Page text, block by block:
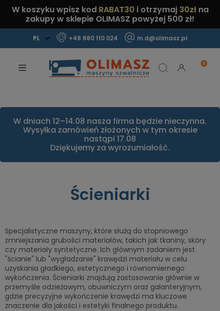
W koszyku wpisz kod RABAT30 i otrzymaj 30złna
zakupy w sklepie OLIMASZ powyżej 500 zł!
+48 880 110 024 m.d@olimasz.pl
Sprawdź!
W dniach 12–14.08 nasza firma będzie nieczynna.
Wysyłka zamówień złożonych w tym okresie
nastąpi 17.08
Dziękujemy za wyrozumiałość.
Ścieniarki
Specjalistyczne maszyny, które służą do stopniowego
zmniejszania grubości materiałów, takich jak tkaniny, skóry
czy materiały syntetyczne. Ich głównym zadaniem jest
"ścianie" lub "wygładzanie" krawędzi materiału w celu
uzyskania gładkiego, estetycznego i równomiernego
wykończenia. Ścieniarki znajdują zastosowanie głównie w
przemyśle odzieżowym, obuwniczym oraz galanteryjnym,
gdzie precyzyjne wykończenie krawędzi ma kluczowe
znaczenie dla jakości i estetyki finalnego produktu.